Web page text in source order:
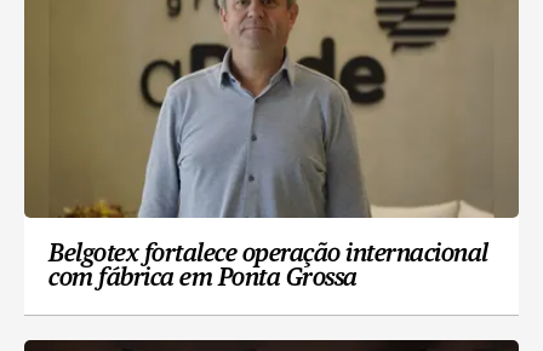
Belgotex fortalece operação internacional
com fábrica em Ponta Grossa